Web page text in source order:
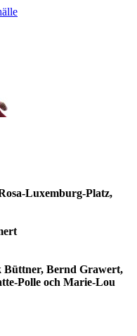
Luxemburg-Platz,
Büttner, Bernd Grawert,
Polle och Marie-Lou